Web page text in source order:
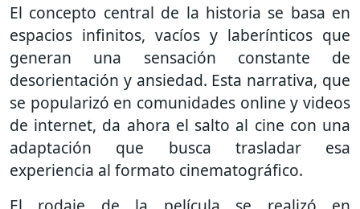
El concepto central de la historia se basa en
espacios infinitos, vacíos y laberínticos que
generan una sensación constante de
desorientación y ansiedad. Esta narrativa, que
se popularizó en comunidades online y videos
de internet, da ahora el salto al cine con una
adaptación que busca trasladar esa
experiencia al formato cinematográfico.